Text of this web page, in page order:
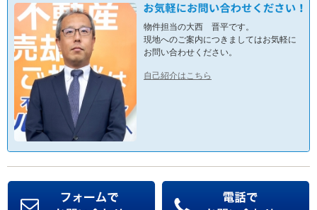
物件担当の大西 晋平です。
現地へのご案内につきましてはお気軽に
お問い合わせください。
自己紹介はこちら